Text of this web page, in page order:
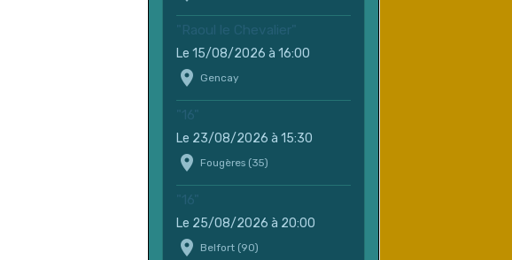
"Raoul le Chevalier"
Le 15/08/2026 à 16:00
Gencay
"16"
Le 23/08/2026 à 15:30
Fougères (35)
"16"
Le 25/08/2026 à 20:00
Belfort (90)